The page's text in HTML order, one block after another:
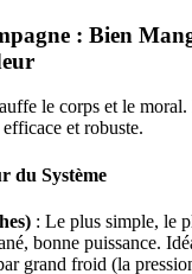
: Bien
le corps et le
et robuste.
du Système
: Le plus simple, le
bonne puissance.
grand froid (la